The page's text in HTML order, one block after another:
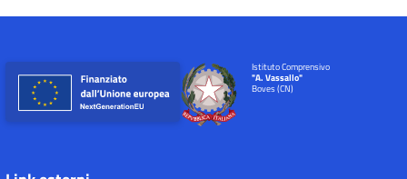
Istituto Comprensivo
"A. Vassallo"
Boves (CN)